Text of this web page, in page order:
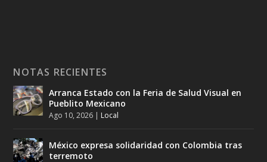
NOTAS RECIENTES
Arranca Estado con la Feria de Salud Visual en
Pueblito Mexicano
Ago 10, 2026 | Local
México expresa solidaridad con Colombia tras
terremoto